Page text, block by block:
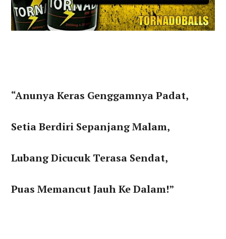
“Anunya Keras Genggamnya Padat,
Setia Berdiri Sepanjang Malam,
Lubang Dicucuk Terasa Sendat,
Puas Memancut Jauh Ke Dalam!”